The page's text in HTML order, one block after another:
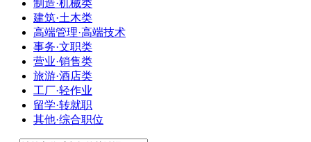
制造·机械类
建筑·土木类
高端管理·高端技术
事务·文职类
营业·销售类
旅游·酒店类
工厂·轻作业
留学·转就职
其他·综合职位